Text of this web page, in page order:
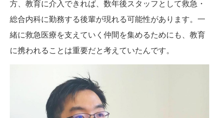
方、教育に介入できれば、数年後スタッフとして救急・
総合内科に勤務する後輩が現れる可能性があります。一
緒に救急医療を支えていく仲間を集めるためにも、教育
に携われることは重要だと考えていたんです。